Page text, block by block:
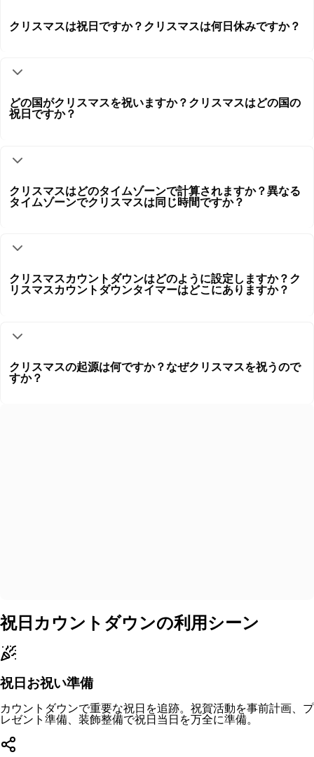
クリスマスは祝日ですか？クリスマスは何日休みですか？
どの国がクリスマスを祝いますか？クリスマスはどの国の
祝日ですか？
クリスマスはどのタイムゾーンで計算されますか？異なる
タイムゾーンでクリスマスは同じ時間ですか？
クリスマスカウントダウンはどのように設定しますか？ク
リスマスカウントダウンタイマーはどこにありますか？
クリスマスの起源は何ですか？なぜクリスマスを祝うので
すか？
祝日カウントダウンの利用シーン
祝日お祝い準備
カウントダウンで重要な祝日を追跡。祝賀活動を事前計画、プ
レゼント準備、装飾整備で祝日当日を万全に準備。